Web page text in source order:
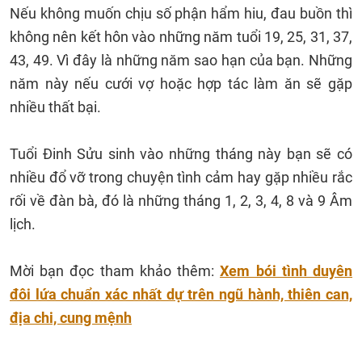
Nếu không muốn chịu số phận hẩm hiu, đau buồn thì
không nên kết hôn vào những năm tuổi 19, 25, 31, 37,
43, 49. Vì đây là những năm sao hạn của bạn. Những
năm này nếu cưới vợ hoặc hợp tác làm ăn sẽ gặp
nhiều thất bại.
Tuổi Đinh Sửu sinh vào những tháng này bạn sẽ có
nhiều đổ vỡ trong chuyện tình cảm hay gặp nhiều rắc
rối về đàn bà, đó là những tháng 1, 2, 3, 4, 8 và 9 Âm
lịch.
Mời bạn đọc tham khảo thêm:Xem bói tình duyên
đôi lứa chuẩn xác nhất dự trên ngũ hành, thiên can,
địa chi, cung mệnh